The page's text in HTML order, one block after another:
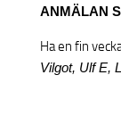
ANMÄLAN
Ha en fin
Vilgot, Ulf E,